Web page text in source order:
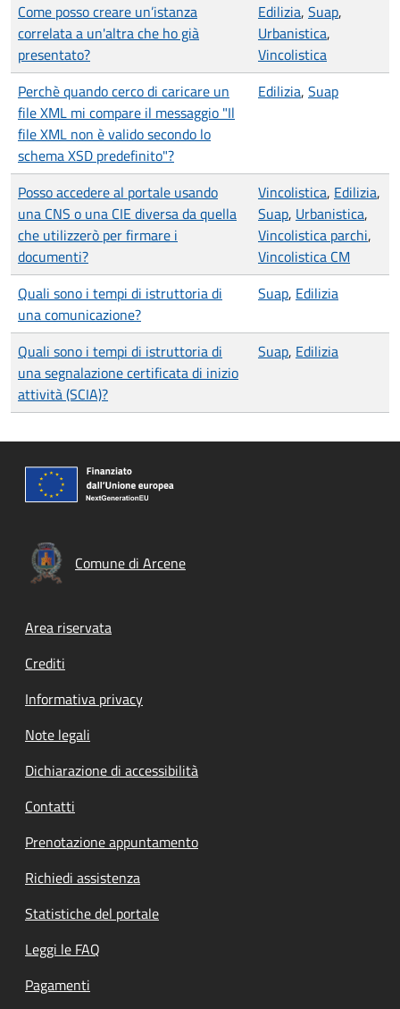
Come posso creare un’istanza
correlata a un'altra che ho già
presentato?
Edilizia, Suap,
Urbanistica,
Vincolistica
Perchè quando cerco di caricare un
file XML mi compare il messaggio "Il
file XML non è valido secondo lo
schema XSD predefinito"?
Edilizia, Suap
Posso accedere al portale usando
una CNS o una CIE diversa da quella
che utilizzerò per firmare i
documenti?
Vincolistica, Edilizia,
Suap, Urbanistica,
Vincolistica parchi,
Vincolistica CM
Quali sono i tempi di istruttoria di
una comunicazione?
Suap, Edilizia
Quali sono i tempi di istruttoria di
una segnalazione certificata di inizio
attività (SCIA)?
Suap, Edilizia
Comune di Arcene
Footer menu
Area riservata
Crediti
Informativa privacy
Note legali
Dichiarazione di accessibilità
Contatti
Prenotazione appuntamento
Richiedi assistenza
Statistiche del portale
Leggi le FAQ
Pagamenti